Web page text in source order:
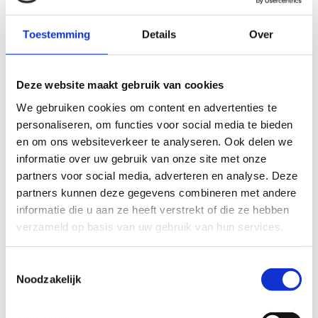
Toestemming Details Over
Deze website maakt gebruik van cookies
We gebruiken cookies om content en advertenties te
personaliseren, om functies voor social media te bieden
en om ons websiteverkeer te analyseren. Ook delen we
informatie over uw gebruik van onze site met onze
partners voor social media, adverteren en analyse. Deze
partners kunnen deze gegevens combineren met andere
informatie die u aan ze heeft verstrekt of die ze hebben
verzameld op basis van uw gebruik van hun services.
Noodzakelijk
100% online en geautomatiseerd, geen
Bereken de verkoopprijs van je Opel Corsa via je
kenteken →
Benieuwd wat je Opel Corsa waard is? Of bekijkalle
Opel sloopauto'sdie we inkopen.
Gerelateerde Opel-modellen
Opel Insignia
Opel Tigra